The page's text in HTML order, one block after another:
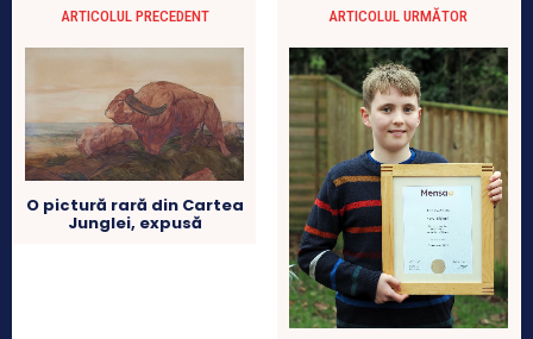
ARTICOLUL PRECEDENT
O pictură rară din Cartea
Junglei, expusă
ARTICOLUL URMĂTOR